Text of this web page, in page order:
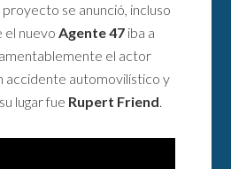
se anunció, incluso
el nuevoAgente 47 iba a
el actor
accidente automovilístico y
lugar fue Rupert Friend.